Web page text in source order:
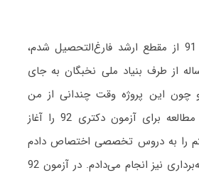
من در مهر ماه سال 91 از مقطع ارشد فارغ‌التحصیل شدم،
از طرف بنیاد ملی نخبگان به جای
چون این پروژه وقت چندانی از من
نمی‌گرفت، درکنار آن مطالعه برای آزمون دکتری 92 را آغاز
را به دروس تخصصی اختصاص دادم
و در کنار مطالعه، نکته‌برداری نیز انجام می‌دادم. در آزمون 92